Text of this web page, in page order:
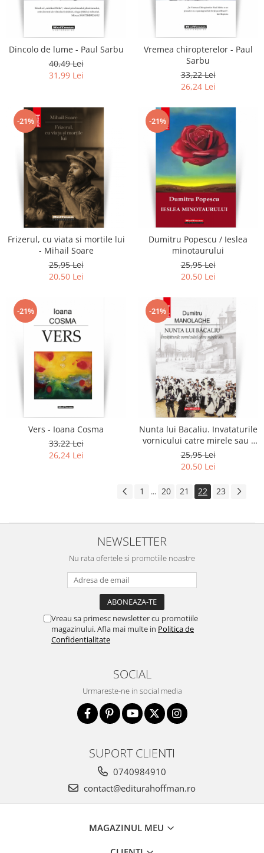
Dincolo de lume - Paul Sarbu
40,49 Lei
31,99 Lei
Vremea chiropterelor - Paul
Sarbu
33,22 Lei
26,24 Lei
-21%
Frizerul, cu viata si mortile lui
- Mihail Soare
25,95 Lei
20,50 Lei
-21%
Dumitru Popescu / Ieslea
minotaurului
25,95 Lei
20,50 Lei
-21%
Vers - Ioana Cosma
33,22 Lei
26,24 Lei
-21%
Nunta lui Bacaliu. Invataturile
vornicului catre mirele sau -
Dumitru Manolache
25,95 Lei
20,50 Lei
1 ... 20 21 22 23
NEWSLETTER
Nu rata ofertele si promotiile noastre
Vreau sa primesc newsletter cu promotiile
magazinului. Afla mai multe in Politica de
Confidentialitate
SOCIAL
Urmareste-ne in social media
SUPORT CLIENTI
0740984910
contact@editurahoffman.ro
MAGAZINUL MEU